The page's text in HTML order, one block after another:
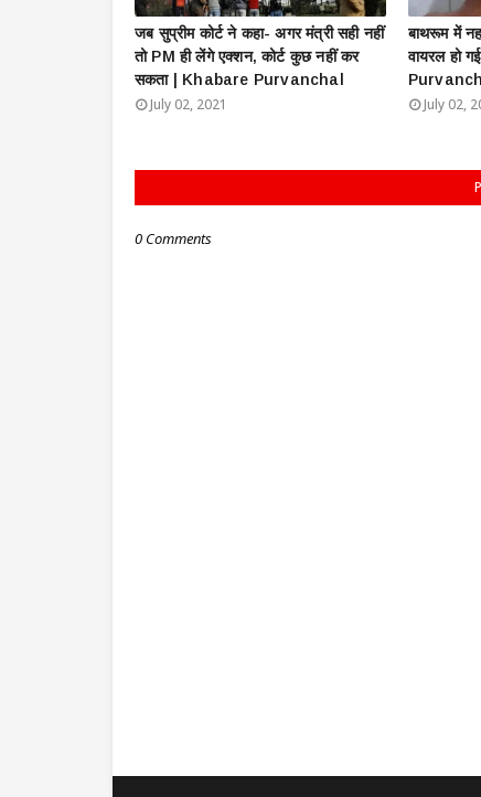
जब सुप्रीम कोर्ट ने कहा- अगर मंत्री सही नहीं
तो PM ही लेंगे एक्शन, कोर्ट कुछ नहीं कर
सकता | Khabare Purvanchal
July 02, 2021
बाथरूम में
वायरल हो
July 02,
0 Comments